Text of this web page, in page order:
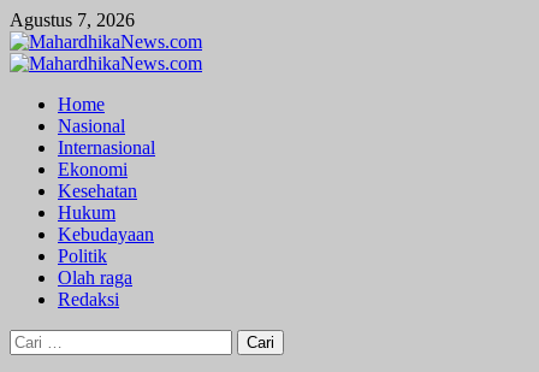
Skip
to
content
Agustus 7, 2026
Primary
Home
Nasional
Internasional
Ekonomi
Kesehatan
Hukum
Kebudayaan
Politik
Olah raga
Redaksi
Cari
untuk: